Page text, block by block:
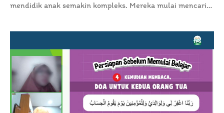
mendidik anak semakin kompleks. Mereka mulai mencari